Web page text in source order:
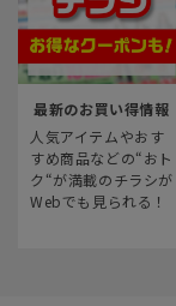
最新のお買い得情報
人気アイテムやおす
すめ商品などの“おト
ク“が満載のチラシが
Webでも見られる！